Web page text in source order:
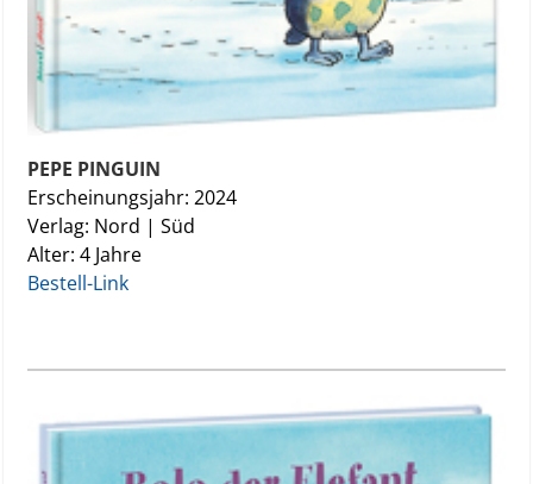
PEPE PINGUIN
Erscheinungsjahr: 2024
Verlag: Nord | Süd
Alter: 4 Jahre
Bestell-Link